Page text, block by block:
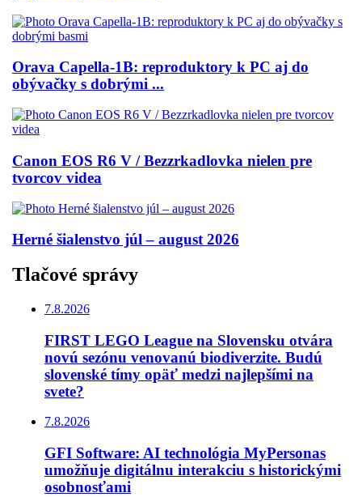
Orava Capella-1B: reproduktory k PC aj do
obývačky s dobrými ...
Canon EOS R6 V / Bezzrkadlovka nielen pre
tvorcov videa
Herné šialenstvo júl – august 2026
Tlačové správy
7.8.2026
FIRST LEGO League na Slovensku otvára
novú sezónu venovanú biodiverzite. Budú
slovenské tímy opäť medzi najlepšími na
svete?
7.8.2026
GFI Software: AI technológia MyPersonas
umožňuje digitálnu interakciu s historickými
osobnosťami